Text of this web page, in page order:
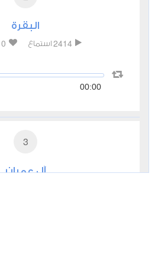
البقرة
2414 استماع 0
00:00
3
آل عمران